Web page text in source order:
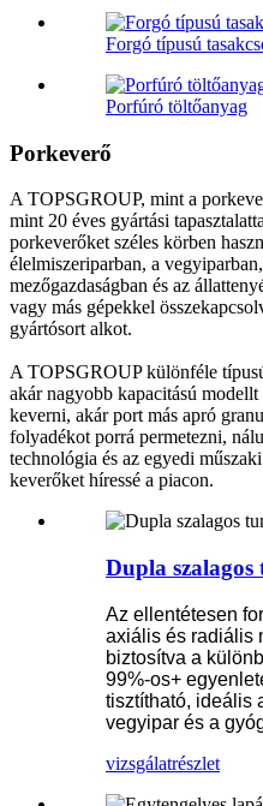
Forgó típusú
Porfúró töltőanyag
Porkeverő
A TOPSGROUP, mint a
mint 20 éves gyártási
porkeverőket széles körben
élelmiszeriparban, a
mezőgazdaságban és az
vagy más gépekkel
gyártósort alkot.
A TOPSGROUP különféle
akár nagyobb kapacitású
keverni, akár port más apró
folyadékot porrá permetezni,
technológia és az egyedi
keverőket híressé a piacon.
Dupla
Az ellentétesen
axiális és radiális
biztosítva a
99%-os+
tisztítható, ideális
vegyipar és a
vizsgálatrészlet